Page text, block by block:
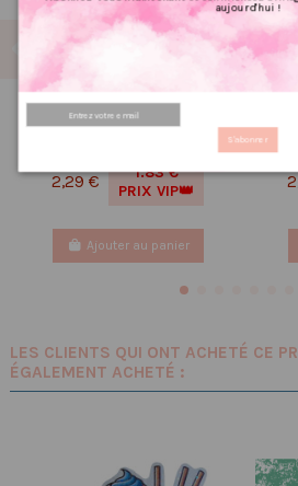
Réf 96 Feuille
d’autocollants, Stickers
2,29 €
1.83 €
PRIX VIP👑
Ajouter au panier
LES CLIENTS QUI ONT ACHETÉ CE
ÉGALEMENT ACHETÉ :
aujourd'hui !
S'abonner